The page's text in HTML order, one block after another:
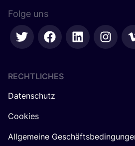
Folge uns
RECHTLICHES
Datenschutz
Cookies
Allgemeine